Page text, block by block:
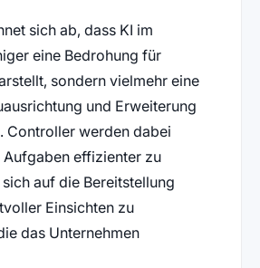
sich ab, dass KI im
eine Bedrohung für
sondern vielmehr eine
und Erweiterung
Controller werden dabei
Aufgaben effizienter zu
auf die Bereitstellung
Einsichten zu
das Unternehmen